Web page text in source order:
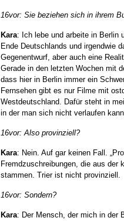
16vor: Sie beziehen sich in ihrem
Kara: Ich lebe und arbeite in Berlin
Ende Deutschlands und irgendwie
Gegenentwurf, aber auch eine
Gerade in den letzten Wochen mit
dass hier in Berlin immer ein
Fernsehen gibt es nur Filme mit
Westdeutschland. Dafür steht in
in der man sich nicht verlaufen
16vor: Also provinziell?
Kara: Nein. Auf gar keinen Fall.
Fremdzuschreibungen, die aus der
stammen. Trier ist nicht provinziell.
16vor: Sondern?
Kara: Der Mensch, der mich in der